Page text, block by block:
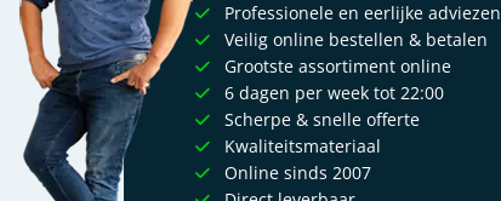
Professionele en eerlijke adviezen
Veilig online bestellen & betalen
Grootste assortiment online
6 dagen per week tot 22:00
Scherpe & snelle offerte
Kwaliteitsmateriaal
Online sinds 2007